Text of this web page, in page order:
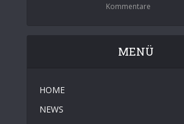
Kommentare
MENÜ
HOME
NEWS